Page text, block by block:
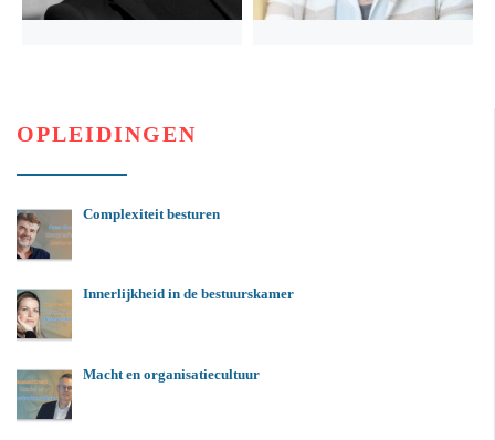
OPLEIDINGEN
Complexiteit besturen
Innerlijkheid in de bestuurskamer
Macht en organisatiecultuur